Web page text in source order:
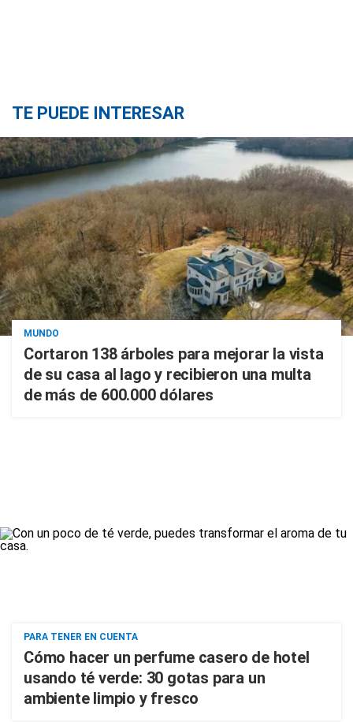
TE PUEDE INTERESAR
MUNDO
Cortaron 138 árboles para mejorar la vista
de su casa al lago y recibieron una multa
de más de 600.000 dólares
PARA TENER EN CUENTA
Cómo hacer un perfume casero de hotel
usando té verde: 30 gotas para un
ambiente limpio y fresco